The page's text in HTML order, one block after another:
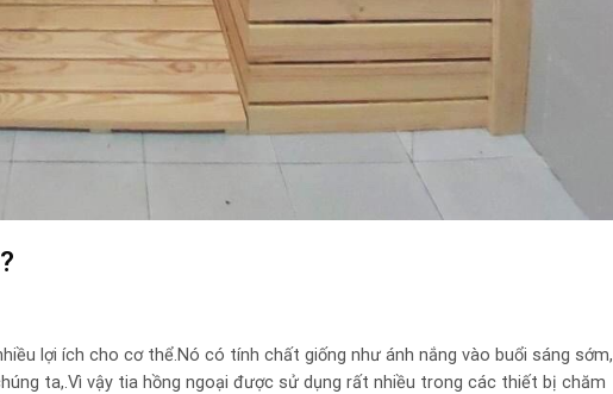
lợi ích cho cơ thể.Nó có tính chất giống như ánh nắng vào buổi sáng sớm,
ta,.Vì vậy tia hồng ngoại được sử dụng rất nhiều trong các thiết bị chăm